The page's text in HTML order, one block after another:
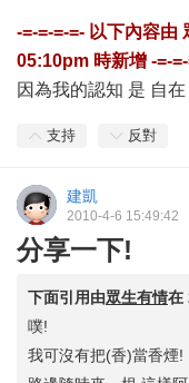
-=-=-=-=- 以下內容由
05:10pm 時新增 -=-
因為我的認知 是 自
支持 反對
建凱
2010-4-6 15:49:42
分享一下!
下面引用由眾生有情在
噗!
我可沒有把(香)當香煙!